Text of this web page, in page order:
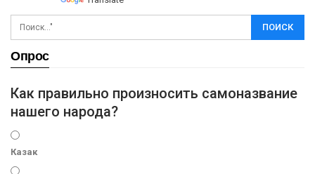
Опрос
Как правильно произносить самоназвание
нашего народа?
Казак